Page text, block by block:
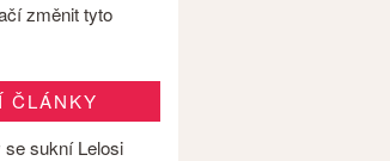
změnit tyto
ČLÁNKY
sukní Lelosi